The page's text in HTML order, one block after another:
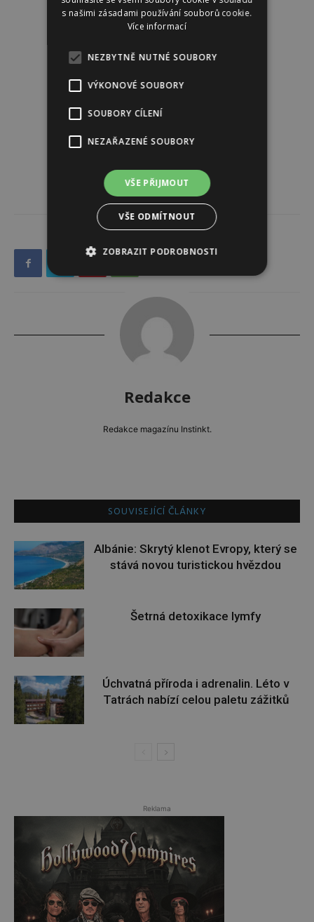
Redakce
Redakce magazínu Instinkt.
SOUVISEJÍCÍ ČLÁNKY
Albánie: Skrytý klenot Evropy, který se
stává novou turistickou hvězdou
Šetrná detoxikace lymfy
Úchvatná příroda i adrenalin. Léto v
Tatrách nabízí celou paletu zážitků
Reklama
s našimi zásadami používání souborů cookie.
Více informací
NEZBYTNĚ NUTNÉ SOUBORY
VÝKONOVÉ SOUBORY
SOUBORY CÍLENÍ
NEZAŘAZENÉ SOUBORY
VŠE PŘIJMOUT
VŠE ODMÍTNOUT
ZOBRAZIT PODROBNOSTI